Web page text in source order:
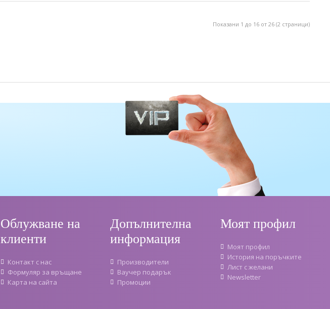
Показани 1 до 16 от 26 (2 страници)
Облужване на
клиенти
Контакт с нас
Формуляр за връщане
Карта на сайта
Допълнителна
информация
Производители
Ваучер подарък
Промоции
Моят профил
Моят профил
История на поръчките
Лист с желани
Newsletter